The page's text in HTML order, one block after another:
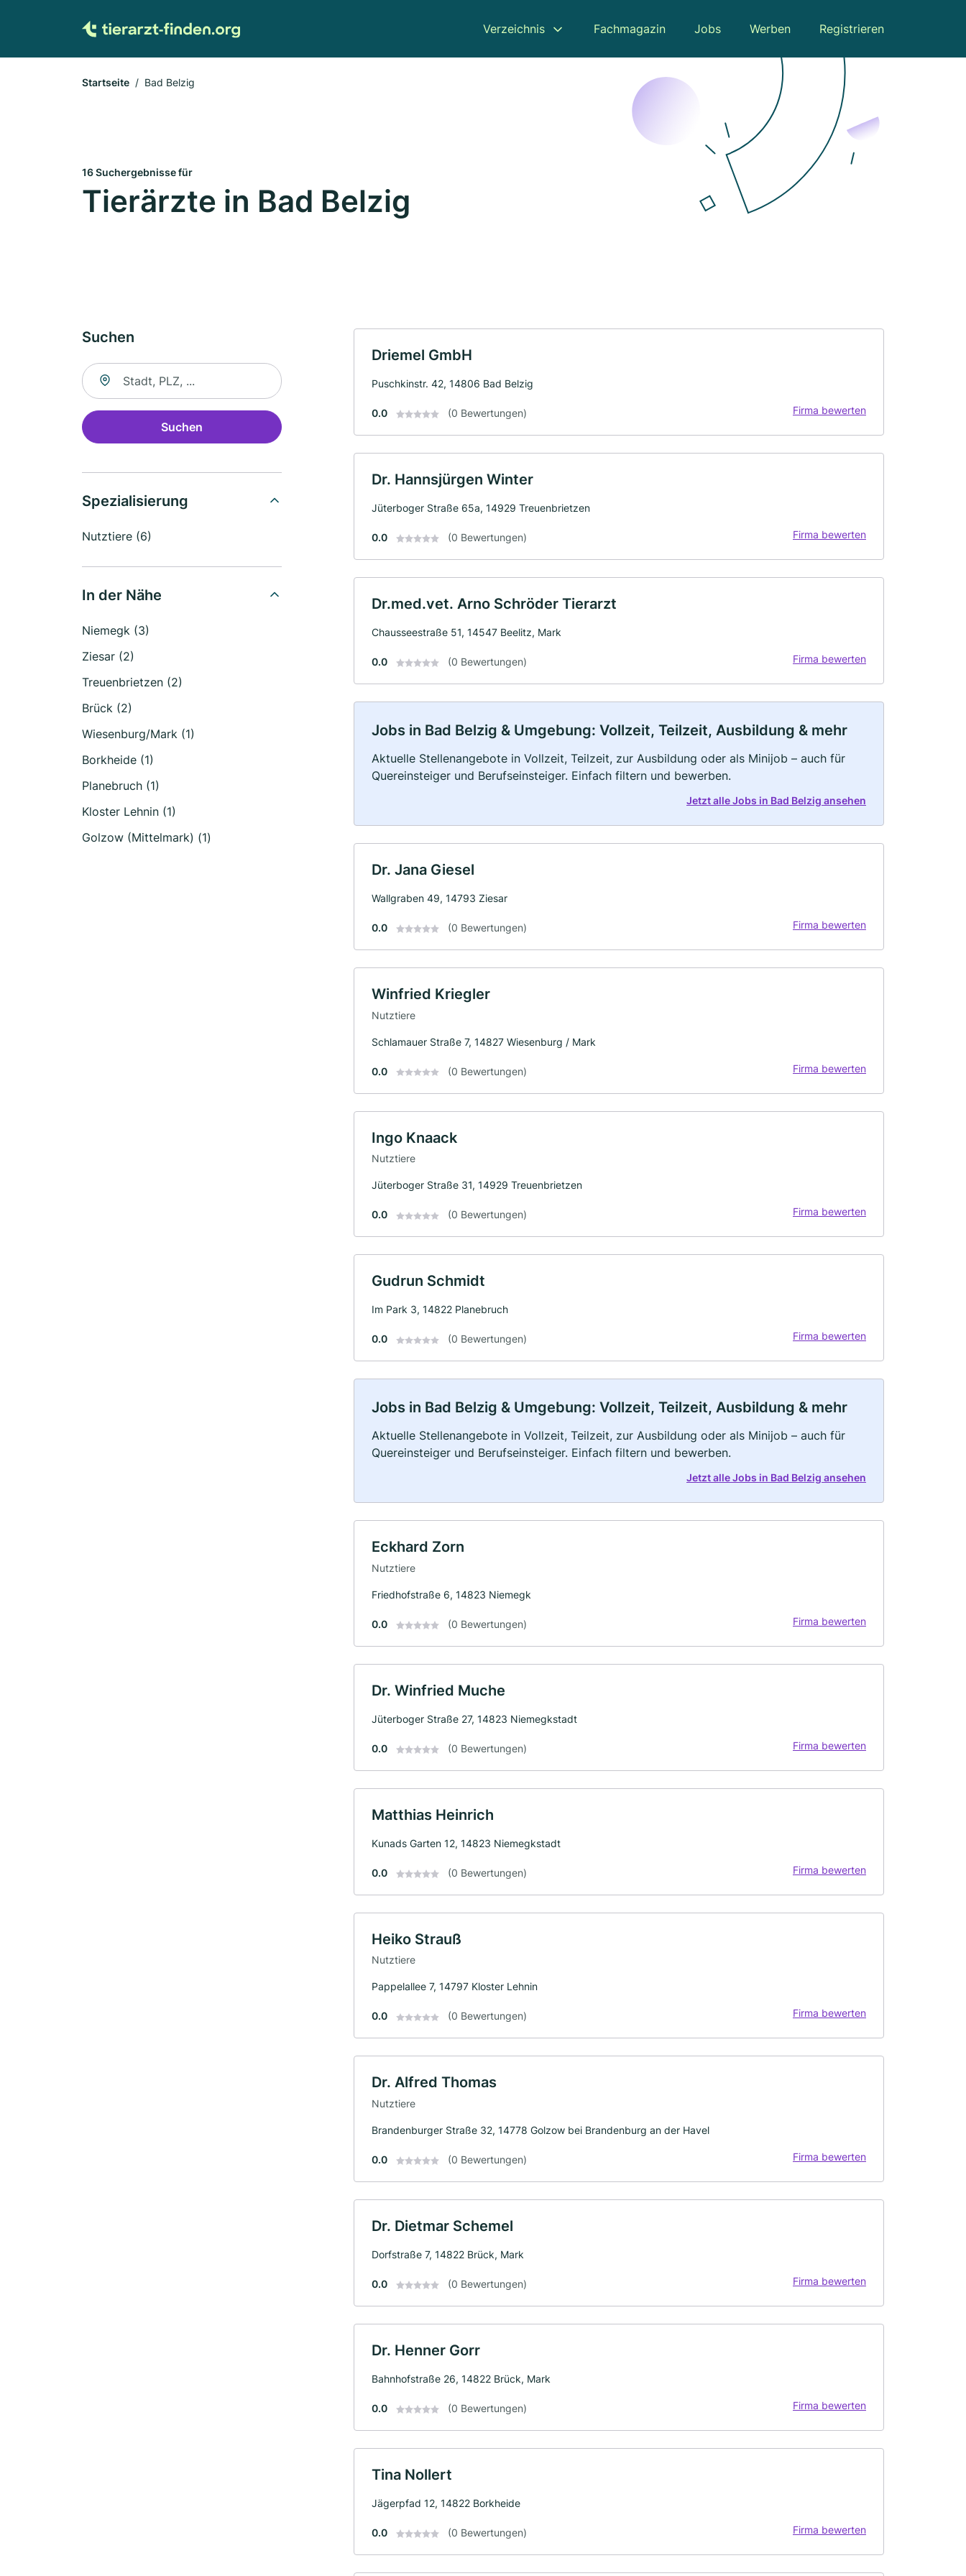
Verzeichnis Fachmagazin Jobs Werben Registrieren
Startseite Bad Belzig
16 Suchergebnisse für
Tierärzte in Bad Belzig
Suchen
Suche nach Ort
Suchen
Spezialisierung
Nutztiere (6)
In der Nähe
Niemegk (3)
Ziesar (2)
Treuenbrietzen (2)
Brück (2)
Wiesenburg/Mark (1)
Borkheide (1)
Planebruch (1)
Kloster Lehnin (1)
Golzow (Mittelmark) (1)
Driemel GmbH
Puschkinstr. 42, 14806 Bad Belzig
0.0 (0 Bewertungen) Firma bewerten
Dr. Hannsjürgen Winter
Jüterboger Straße 65a, 14929 Treuenbrietzen
0.0 (0 Bewertungen) Firma bewerten
Dr.med.vet. Arno Schröder Tierarzt
Chausseestraße 51, 14547 Beelitz, Mark
0.0 (0 Bewertungen) Firma bewerten
Jobs in Bad Belzig & Umgebung: Vollzeit, Teilzeit, Ausbildung & mehr
Aktuelle Stellenangebote in Vollzeit, Teilzeit, zur Ausbildung oder als Minijob – auch für
Quereinsteiger und Berufseinsteiger. Einfach filtern und bewerben.
Jetzt alle Jobs in Bad Belzig ansehen
Dr. Jana Giesel
Wallgraben 49, 14793 Ziesar
0.0 (0 Bewertungen) Firma bewerten
Winfried Kriegler
Nutztiere
Schlamauer Straße 7, 14827 Wiesenburg / Mark
0.0 (0 Bewertungen) Firma bewerten
Ingo Knaack
Nutztiere
Jüterboger Straße 31, 14929 Treuenbrietzen
0.0 (0 Bewertungen) Firma bewerten
Gudrun Schmidt
Im Park 3, 14822 Planebruch
0.0 (0 Bewertungen) Firma bewerten
Jobs in Bad Belzig & Umgebung: Vollzeit, Teilzeit, Ausbildung & mehr
Aktuelle Stellenangebote in Vollzeit, Teilzeit, zur Ausbildung oder als Minijob – auch für
Quereinsteiger und Berufseinsteiger. Einfach filtern und bewerben.
Jetzt alle Jobs in Bad Belzig ansehen
Eckhard Zorn
Nutztiere
Friedhofstraße 6, 14823 Niemegk
0.0 (0 Bewertungen) Firma bewerten
Dr. Winfried Muche
Jüterboger Straße 27, 14823 Niemegkstadt
0.0 (0 Bewertungen) Firma bewerten
Matthias Heinrich
Kunads Garten 12, 14823 Niemegkstadt
0.0 (0 Bewertungen) Firma bewerten
Heiko Strauß
Nutztiere
Pappelallee 7, 14797 Kloster Lehnin
0.0 (0 Bewertungen) Firma bewerten
Dr. Alfred Thomas
Nutztiere
Brandenburger Straße 32, 14778 Golzow bei Brandenburg an der Havel
0.0 (0 Bewertungen) Firma bewerten
Dr. Dietmar Schemel
Dorfstraße 7, 14822 Brück, Mark
0.0 (0 Bewertungen) Firma bewerten
Dr. Henner Gorr
Bahnhofstraße 26, 14822 Brück, Mark
0.0 (0 Bewertungen) Firma bewerten
Tina Nollert
Jägerpfad 12, 14822 Borkheide
0.0 (0 Bewertungen) Firma bewerten